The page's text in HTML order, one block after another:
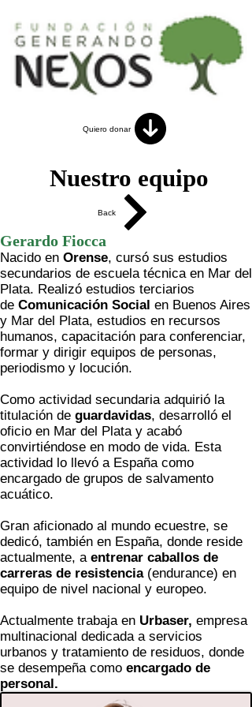
Quiero donar
Nuestro equipo
Back
Gerardo Fiocca
Nacido en Orense, cursó sus estudios
secundarios de escuela técnica en Mar del
Plata. Realizó estudios terciarios
de Comunicación Social en Buenos Aires
y Mar del Plata, estudios en recursos
humanos, capacitación para conferenciar,
formar y dirigir equipos de personas,
periodismo y locución.
Como actividad secundaria adquirió la
titulación de guardavidas, desarrolló el
oficio en Mar del Plata y acabó
convirtiéndose en modo de vida. Esta
actividad lo llevó a España como
encargado de grupos de salvamento
acuático.
Gran aficionado al mundo ecuestre, se
dedicó, también en España, donde reside
actualmente, a entrenar caballos de
carreras de resistencia(endurance) en
equipo de nivel nacional y europeo.
Actualmente trabaja en Urbaser, empresa
multinacional dedicada a servicios
urbanos y tratamiento de residuos, donde
se desempeña como encargado de
personal.